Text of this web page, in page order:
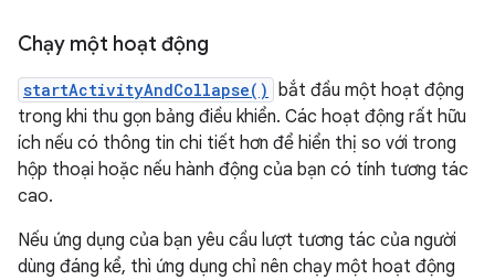
Chạy một hoạt động
startActivityAndCollapse() bắt đầu một hoạt động
trong khi thu gọn bảng điều khiển. Các hoạt động rất hữu
ích nếu có thông tin chi tiết hơn để hiển thị so với trong
hộp thoại hoặc nếu hành động của bạn có tính tương tác
cao.
Nếu ứng dụng của bạn yêu cầu lượt tương tác của người
dùng đáng kể, thì ứng dụng chỉ nên chạy một hoạt động